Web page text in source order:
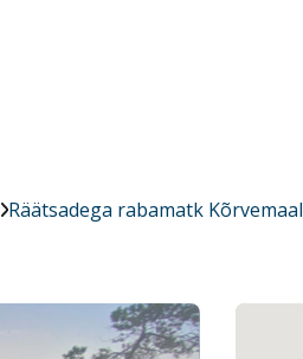
Räätsadega rabamatk Kõrvemaal